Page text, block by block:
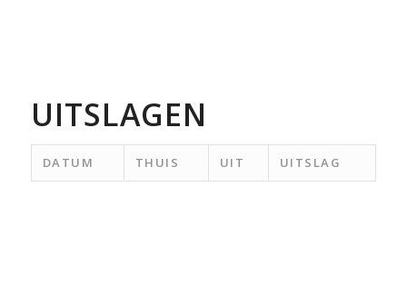
UITSLAGEN
DATUM THUIS UIT UITSLAG